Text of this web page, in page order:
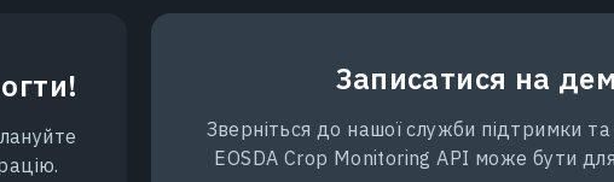
Записатися на
Зверніться до нашої служби підтримки та
EOSDA Crop Monitoring API може бути